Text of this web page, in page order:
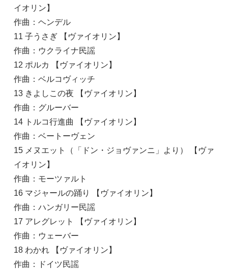
イオリン】
作曲：ヘンデル
11 子うさぎ 【ヴァイオリン】
作曲：ウクライナ民謡
12 ポルカ 【ヴァイオリン】
作曲：ベルコヴィッチ
13 きよしこの夜 【ヴァイオリン】
作曲：グルーバー
14 トルコ行進曲 【ヴァイオリン】
作曲：ベートーヴェン
15 メヌエット（「ドン・ジョヴァンニ」より） 【ヴァ
イオリン】
作曲：モーツァルト
16 マジャールの踊り 【ヴァイオリン】
作曲：ハンガリー民謡
17 アレグレット 【ヴァイオリン】
作曲：ウェーバー
18 わかれ 【ヴァイオリン】
作曲：ドイツ民謡